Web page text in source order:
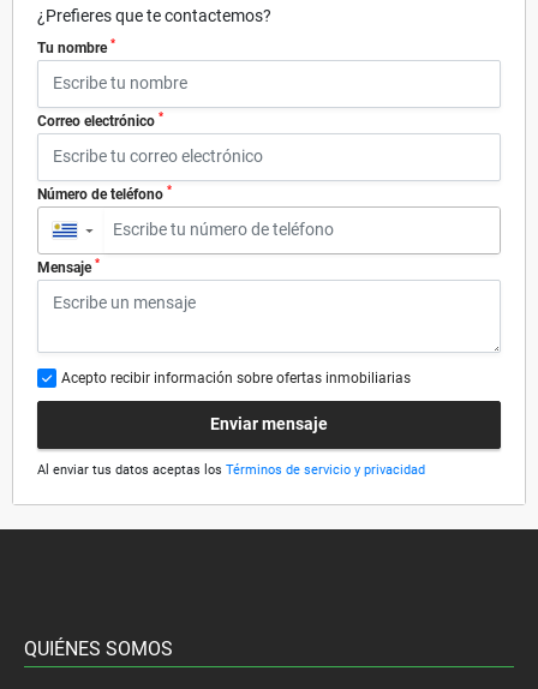
¿Prefieres que te contactemos?
Tu nombre *
Correo electrónico *
Número de teléfono *
▼
Mensaje *
Acepto recibir información sobre ofertas inmobiliarias
Enviar mensaje
Al enviar tus datos aceptas los Términos de servicio y privacidad
QUIÉNES SOMOS